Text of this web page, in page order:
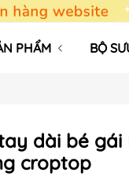
PHẨM BỘ
dài bé gái
croptop